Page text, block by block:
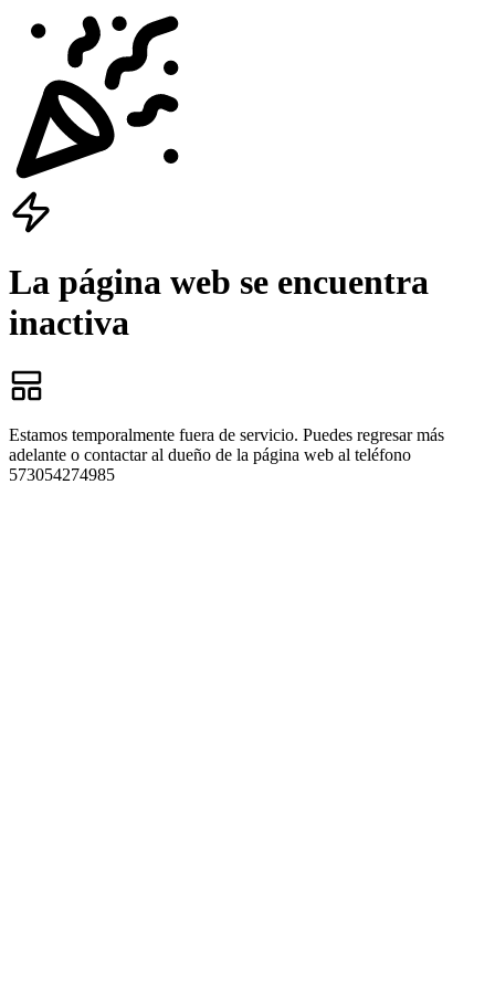
La página web se encuentra
inactiva
Estamos temporalmente fuera de servicio. Puedes regresar más
adelante o contactar al dueño de la página web al teléfono
573054274985